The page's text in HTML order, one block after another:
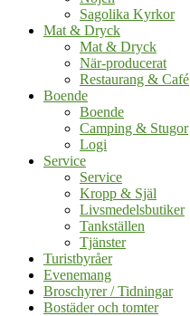
Sagolika Kyrkor
Mat & Dryck
Mat & Dryck
När-producerat
Restaurang & Café
Boende
Boende
Camping & Stugor
Logi
Service
Service
Kropp & Själ
Livsmedelsbutiker
Tankställen
Tjänster
Turistbyråer
Evenemang
Broschyrer / Tidningar
Bostäder och tomter